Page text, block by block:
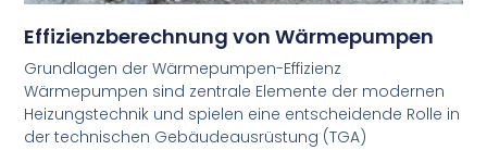
Effizienzberechnung von Wärmepumpen
Grundlagen der Wärmepumpen-Effizienz
Wärmepumpen sind zentrale Elemente der modernen
Heizungstechnik und spielen eine entscheidende Rolle in
der technischen Gebäudeausrüstung (TGA)